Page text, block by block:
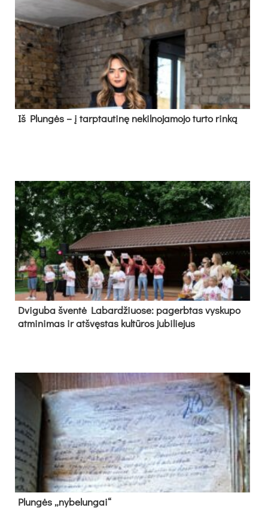
Iš Plungės – į tarptautinę nekilnojamojo turto rinką
Dvi­gu­ba šven­tė La­bar­džiuo­se: pa­gerb­tas vys­ku­po
at­mi­ni­mas ir at­švęs­tas kul­tū­ros ju­bi­lie­jus
Plun­gės „ny­be­lun­gai“